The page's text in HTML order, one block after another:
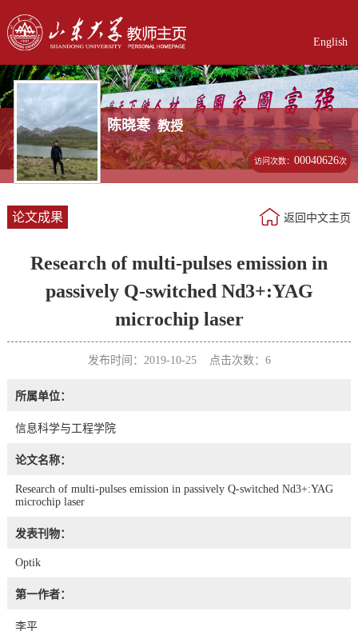
English
陈晓寒 教授
访问次数：00040626次
论文成果 返回中文主页
Research of multi-pulses emission in
passively Q-switched Nd3+:YAG
microchip laser
发布时间：2019-10-25 点击次数： 6
所属单位：
信息科学与工程学院
论文名称：
Research of multi-pulses emission in passively Q-switched Nd3+:YAG
microchip laser
发表刊物：
Optik
第一作者：
李平